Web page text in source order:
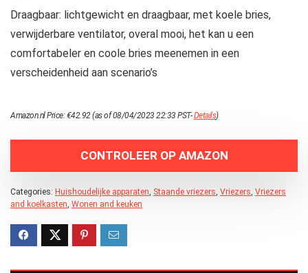
Draagbaar: lichtgewicht en draagbaar, met koele bries,
verwijderbare ventilator, overal mooi, het kan u een
comfortabeler en coole bries meenemen in een
verscheidenheid aan scenario’s
Amazon.nl Price:€42.92 (as of 08/04/2023 22:33 PST-Details)
CONTROLEER OP AMAZON
Categories: Huishoudelijke apparaten Staande vriezers Vriezers Vriezers
and koelkasten Wonen and keuken